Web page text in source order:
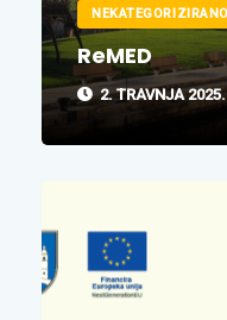
NEKATEGORIZIRANO
ReMED
2. TRAVNJA 2025.